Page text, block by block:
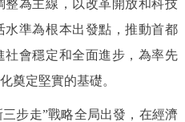
為主線，以改革開放和科技
準為根本出發點，推動首都
會穩定和全面進步，為率先
奠定堅實的基礎。
步走”戰略全局出發，在經濟